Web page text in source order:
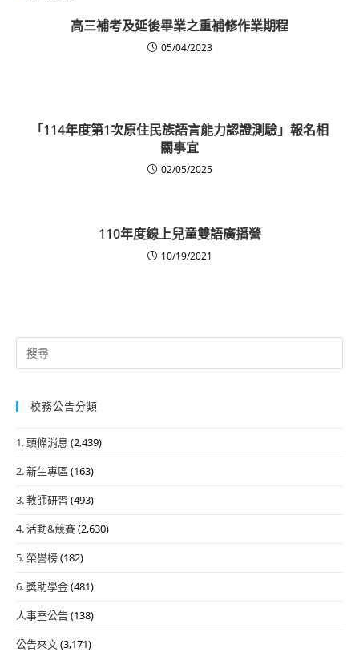
高三補考及延後畢業之重補修作業期程
05/04/2023
「114年度第1次原住民族語言能力認證測驗」報名相
關事宜
02/05/2025
110年度線上兒童雙語廣播營
10/19/2021
Search
for:
校務公告分類
1. 頭條消息 (2,439)
2. 新生專區 (163)
3. 教師研習 (493)
4. 活動&競賽(2,630)
5. 榮譽榜(182)
6. 獎助學金(481)
人事室公告(138)
公告來文(3,171)